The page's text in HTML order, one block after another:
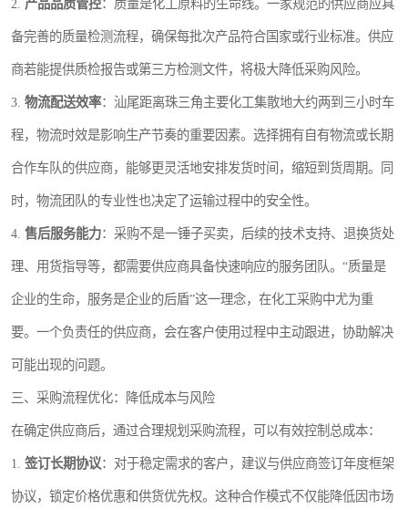
2. 产品品质管控：质量是化工原料的生命线。一家规范的供应商应具
备完善的质量检测流程，确保每批次产品符合国家或行业标准。供应
商若能提供质检报告或第三方检测文件，将极大降低采购风险。
3. 物流配送效率：汕尾距离珠三角主要化工集散地大约两到三小时车
程，物流时效是影响生产节奏的重要因素。选择拥有自有物流或长期
合作车队的供应商，能够更灵活地安排发货时间，缩短到货周期。同
时，物流团队的专业性也决定了运输过程中的安全性。
4. 售后服务能力：采购不是一锤子买卖，后续的技术支持、退换货处
理、用货指导等，都需要供应商具备快速响应的服务团队。“质量是
企业的生命，服务是企业的后盾”这一理念，在化工采购中尤为重
要。一个负责任的供应商，会在客户使用过程中主动跟进，协助解决
可能出现的问题。
三、采购流程优化：降低成本与风险
在确定供应商后，通过合理规划采购流程，可以有效控制总成本：
1. 签订长期协议：对于稳定需求的客户，建议与供应商签订年度框架
协议，锁定价格优惠和供货优先权。这种合作模式不仅能降低因市场